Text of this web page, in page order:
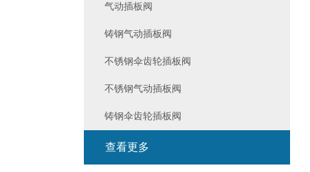
气动插板阀
铸钢气动插板阀
不锈钢伞齿轮插板阀
不锈钢气动插板阀
铸钢伞齿轮插板阀
查看更多